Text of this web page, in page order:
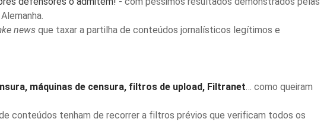
news que taxar a partilha de conteúdos jornalísticos legítimos e
máquinas de censura, filtros de upload, Filtranet… como queiram
conteúdos tenham de recorrer a filtros prévios que verificam todos os